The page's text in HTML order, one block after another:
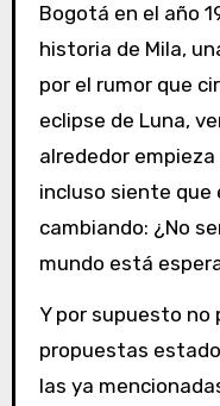
Bogotá en el año
historia de Mila,
por el rumor que
eclipse de Luna,
alrededor
incluso siente
cambiando: ¿No
mundo está
Y por supuesto
propuestas
las ya